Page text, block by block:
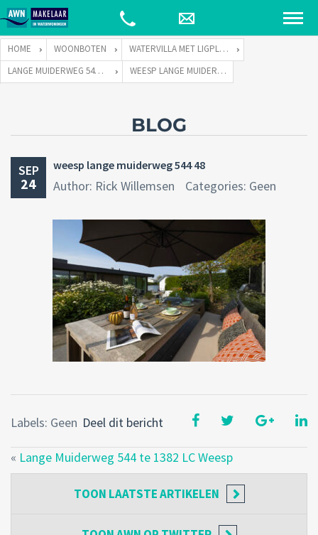
HOME WOONBOTEN
WATERVILLA MET LIGPLAATS
LANGE MUIDERWEG 544 TE 1382 LC WEESP
WEESP LANGE MUIDERWEG 544 48
BLOG
SEP
24
weesp lange muiderweg 544 48
Author: Rick Willemsen Categories: Geen
Deel dit bericht
Labels: Geen
« Lange Muiderweg 544 te 1382 LC Weesp
TOON LAATSTE ARTIKELEN